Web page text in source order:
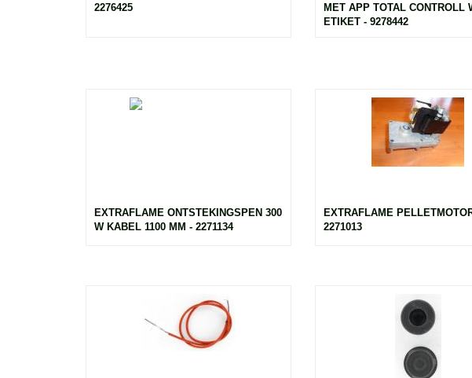
2276425
MET APP TOTAL CONTROLL
ETIKET - 9278442
EXTRAFLAME ONTSTEKINGSPEN 300
W KABEL 1100 MM - 2271134
EXTRAFLAME
2271013